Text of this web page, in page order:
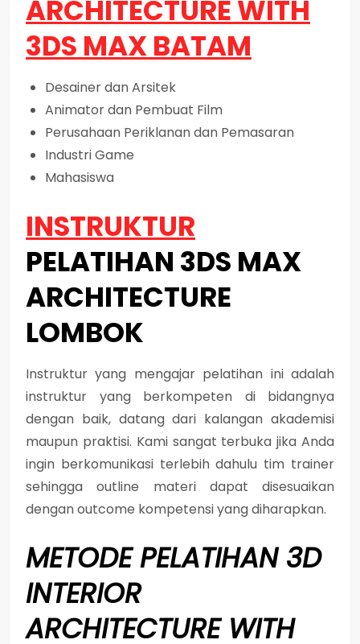
ARCHITECTURE WITH
3DS MAX BATAM
Desainer dan Arsitek
Animator dan Pembuat Film
Perusahaan Periklanan dan Pemasaran
Industri Game
Mahasiswa
INSTRUKTUR
PELATIHAN 3DS MAX
ARCHITECTURE
LOMBOK
Instruktur yang mengajar pelatihan ini adalah
instruktur yang berkompeten di bidangnya
dengan baik, datang dari kalangan akademisi
maupun praktisi. Kami sangat terbuka jika Anda
ingin berkomunikasi terlebih dahulu tim trainer
sehingga outline materi dapat disesuaikan
dengan outcome kompetensi yang diharapkan.
METODEPELATIHAN 3D
INTERIOR
ARCHITECTURE WITH